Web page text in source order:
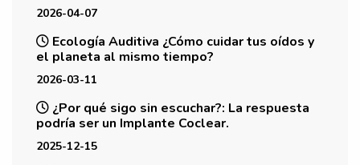
2026-04-07
Ecología Auditiva ¿Cómo cuidar tus oídos y
el planeta al mismo tiempo?
2026-03-11
¿Por qué sigo sin escuchar?: La respuesta
podría ser un Implante Coclear.
2025-12-15